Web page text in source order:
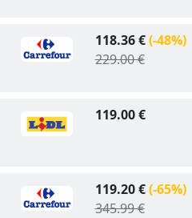
118.36 €(-48%)
229.00 €
119.00 €
119.20 €(-65%)
345.99 €